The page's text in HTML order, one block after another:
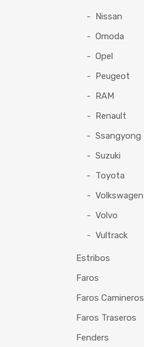
Nissan
Omoda
Opel
Peugeot
RAM
Renault
Ssangyong
Suzuki
Toyota
Volkswagen
Volvo
Vultrack
Estribos
Faros
Faros Camineros
Faros Traseros
Fenders